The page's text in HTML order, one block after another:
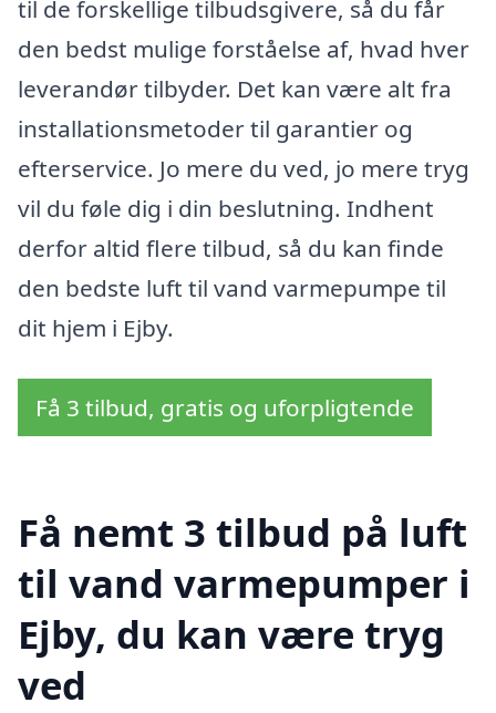
til de forskellige tilbudsgivere, så du får
den bedst mulige forståelse af, hvad hver
leverandør tilbyder. Det kan være alt fra
installationsmetoder til garantier og
efterservice. Jo mere du ved, jo mere tryg
vil du føle dig i din beslutning. Indhent
derfor altid flere tilbud, så du kan finde
den bedste luft til vand varmepumpe til
dit hjem i Ejby.
Få 3 tilbud, gratis og uforpligtende
Få nemt 3 tilbud på luft
til vand varmepumper i
Ejby, du kan være tryg
ved